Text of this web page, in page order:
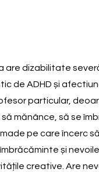
dizabilitate
de ADHD și
particular,
mănânce, să se
pe care încerc
și
creative. Are